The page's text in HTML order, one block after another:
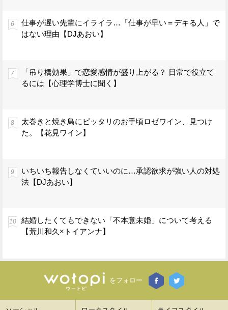
仕事が遅い先輩にイライラ…「仕事が早い＝デキる人」で
はない理由【DJあおい】
「吊り橋効果」で恋愛感情が盛り上がる？ 日常で役立て
るには【心理学博士に聞く】
太巻きと焼き鳥にピッタリのお手頃ロゼワイン、見つけ
た。【花見ワイン】
いちいち報告しなくていいのに…承認欲求が強い人の対処
法【DJあおい】
結婚したくてもできない「不本意未婚」について考える
【荒川和久×トイアンナ】
をフォロー